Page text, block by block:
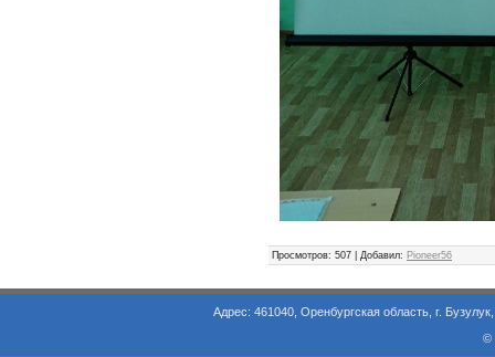
Просмотров: 507 | Добавил: Pioneer56
Адрес: 461040, Оренбургская область, г. Бузулук, ул.
©